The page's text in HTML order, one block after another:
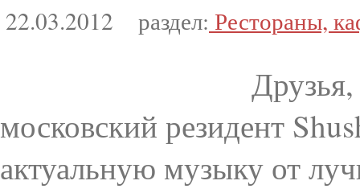
22.03.2012 раздел: Рестораны,
московский резидент
актуальную музыку от